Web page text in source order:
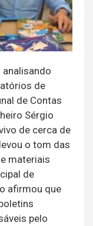
de
de Contas
Sérgio
de cerca de
o tom das
materiais
de
afirmou que
pelo